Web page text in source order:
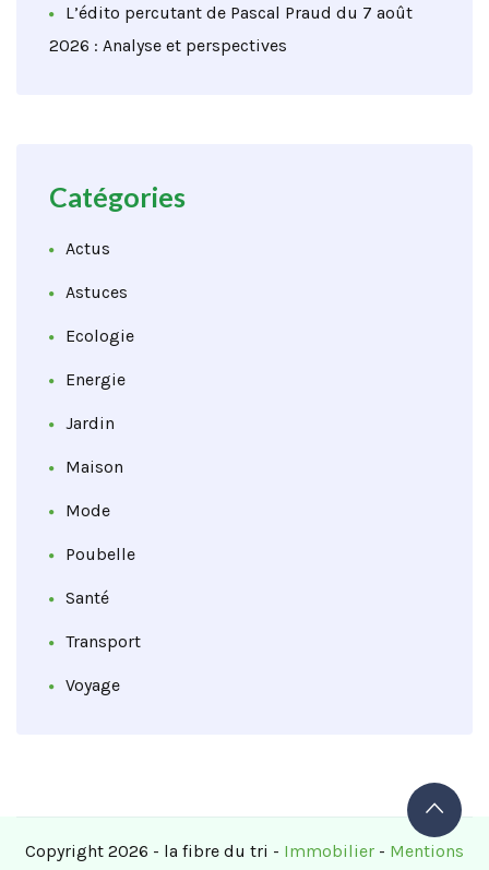
L’édito percutant de Pascal Praud du 7 août
2026 : Analyse et perspectives
Catégories
Actus
Astuces
Ecologie
Energie
Jardin
Maison
Mode
Poubelle
Santé
Transport
Voyage
Copyright 2026 - la fibre du tri - Immobilier - Mentions